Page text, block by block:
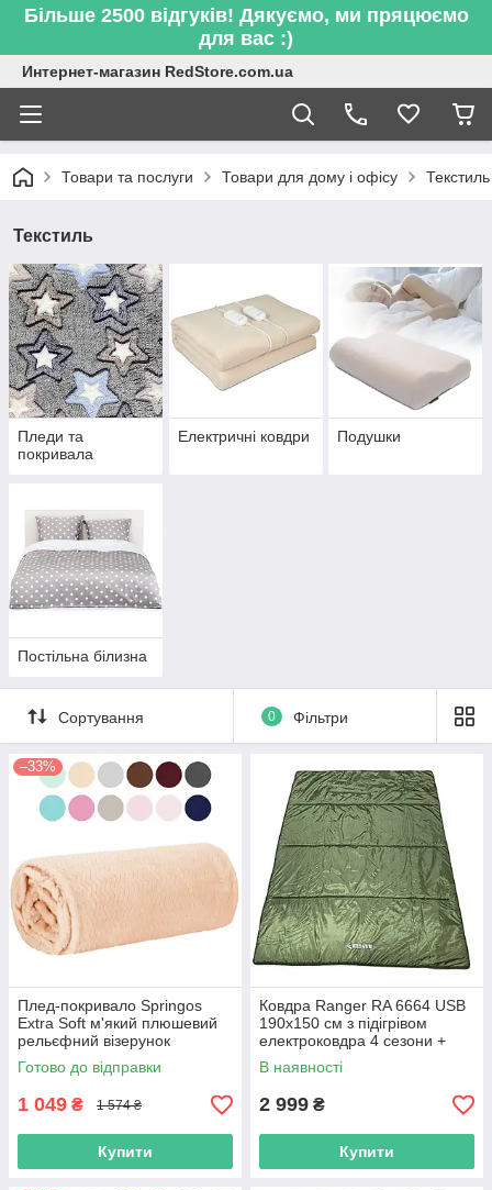
Більше 2500 відгуків! Дякуємо, ми пряцюємо
для вас :)
Интернет-магазин RedStore.com.ua
Товари та послуги Товари для дому і офісу Текстиль
Текстиль
Пледи та
покривала
Електричні ковдри Подушки
Постільна білизна
Сортування 0 Фільтри
–33%
Плед-покривало Springos
Extra Soft м'який плюшевий
рельєфний візерунок
двоспальний євро 200 x 220
см для дому
Готово до відправки
1 049 ₴ 1 574 ₴
Купити
Ковдра Ranger RA 6664 USB
190х150 см з підігрівом
електроковдра 4 сезони +
чохол R_2489
В наявності
2 999 ₴
Купити